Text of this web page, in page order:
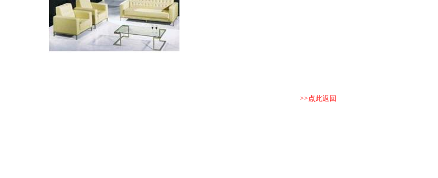
>>点此返回